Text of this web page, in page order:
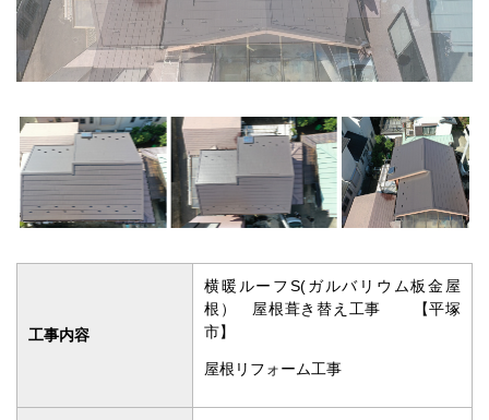
工事内容
横暖ルーフS(ガルバリウム板金屋
根） 屋根葺き替え工事 【平塚
市】
屋根リフォーム工事